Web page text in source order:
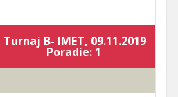
Turnaj B- IMET, 09.11.2019
Poradie: 1